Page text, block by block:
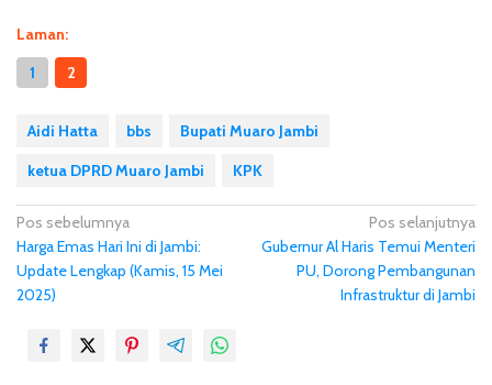
Laman:
1
2
Aidi Hatta bbs
Bupati Muaro Jambi
ketua DPRD Muaro Jambi
KPK
N
a
v
Pos sebelumnya
Harga Emas Hari Ini di Jambi:
Update Lengkap (Kamis, 15 Mei
2025)
Pos selanjutnya
Gubernur Al Haris Temui Menteri
PU, Dorong Pembangunan
Infrastruktur di Jambi